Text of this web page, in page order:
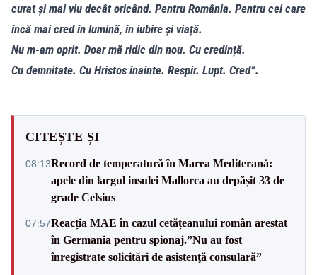
curat și mai viu decât oricând. Pentru România. Pentru cei care
încă mai cred în lumină, în iubire și viață.
Nu m-am oprit. Doar mă ridic din nou. Cu credință.
Cu demnitate. Cu Hristos înainte. Respir. Lupt. Cred”.
CITEȘTE ȘI
08:13Record de temperatură în Marea Mediterană:
apele din largul insulei Mallorca au depășit 33 de
grade Celsius
07:57Reacția MAE în cazul cetățeanului român arestat
în Germania pentru spionaj.”Nu au fost
înregistrate solicitări de asistenţă consulară”